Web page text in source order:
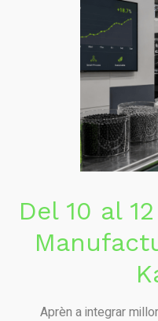
Del 10 al
Aprèn a integrar